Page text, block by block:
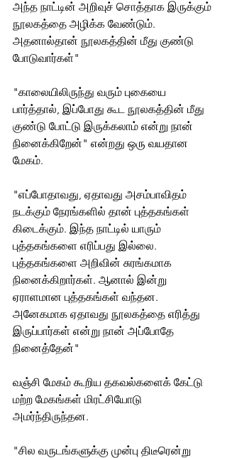
அந்த நாட்டின் அறிவுச் சொத்தாக இருக்கும்
நூலகத்தை அழிக்க வேண்டும்.
அதனால்தான் நூலகத்தின் மீது குண்டு
போடுவார்கள்"
"காலையிலிருந்து வரும் புகையை
பார்த்தால், இப்போது கூட நூலகத்தின் மீது
குண்டு போட்டு இருக்கலாம் என்று நான்
நினைக்கிறேன்" என்றது ஒரு வயதான
மேகம்.
"எப்போதாவது, ஏதாவது அசம்பாவிதம்
நடக்கும் நேரங்களில் தான் புத்தகங்கள்
கிடைக்கும். இந்த நாட்டில் யாரும்
புத்தகங்களை எரிப்பது இல்லை.
புத்தகங்களை அறிவின் சுரங்கமாக
நினைக்கிறார்கள். ஆனால் இன்று
ஏராளமான புத்தகங்கள் வந்தன.
அனேகமாக ஏதாவது நூலகத்தை எரித்து
இருப்பார்கள் என்று நான் அப்போதே
நினைத்தேன்"
வஞ்சி மேகம் கூறிய தகவல்களைக் கேட்டு
மற்ற மேகங்கள் மிரட்சியோடு
அமர்ந்திருந்தன.
"சில வருடங்களுக்கு முன்பு திடீரென்று